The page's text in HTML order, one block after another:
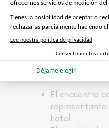
familia o un día
mitología, Asterix
una aventura
historia, la
se unen con
⚠️ Ten en cuenta
El encuentro
hotel